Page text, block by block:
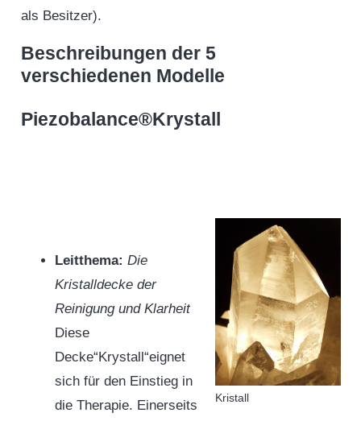
als Besitzer).
Beschreibungen der 5
verschiedenen Modelle
Piezobalance®Krystall
Kristall
Leitthema: Die
Kristalldecke der
Reinigung und Klarheit
Diese
Decke“Krystall“eignet
sich für den Einstieg in
die Therapie. Einerseits